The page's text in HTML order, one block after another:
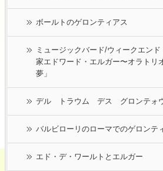
ボールトのゲロンティアス
ミュージックバード/ウィークエン
家エドワード・エルガー〜オラトリ
夢」
デル トラウム デス グロンテォ
バルビローリのローマでのゲロンテ
エド・デ・ワールトとエルガー